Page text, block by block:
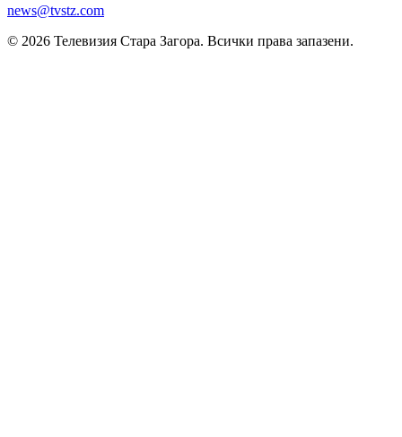
news@tvstz.com
© 2026 Телевизия Стара Загора. Всички права запазени.